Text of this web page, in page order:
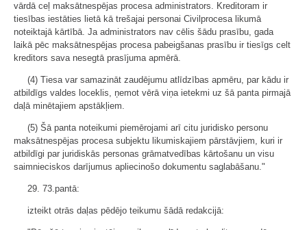
vārdā ceļ maksātnespējas procesa administrators. Kreditoram ir
tiesības iestāties lietā kā trešajai personai Civilprocesa likumā
noteiktajā kārtībā. Ja administrators nav cēlis šādu prasību, gada
laikā pēc maksātnespējas procesa pabeigšanas prasību ir tiesīgs celt
kreditors sava nesegtā prasījuma apmērā.
(4) Tiesa var samazināt zaudējumu atlīdzības apmēru, par kādu ir
atbildīgs valdes loceklis, ņemot vērā viņa ietekmi uz šā panta pirmajā
daļā minētajiem apstākļiem.
(5) Šā panta noteikumi piemērojami arī citu juridisko personu
maksātnespējas procesa subjektu likumiskajiem pārstāvjiem, kuri ir
atbildīgi par juridiskās personas grāmatvedības kārtošanu un visu
saimnieciskos darījumus apliecinošo dokumentu saglabāšanu."
29. 73.pantā:
izteikt otrās daļas pēdējo teikumu šādā redakcijā: